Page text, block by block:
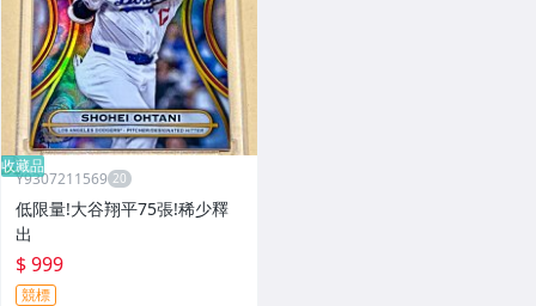
收藏品
Y9307211569
低限量!大谷翔平75張!稀少釋
出
$ 999
競標